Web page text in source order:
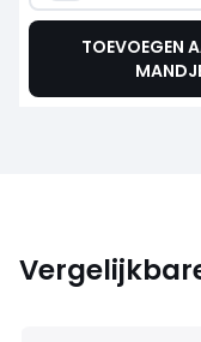
TOEVOEGEN